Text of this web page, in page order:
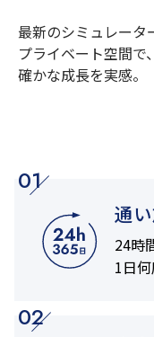
最新のシミュレータ
プライベート空間で、
確かな成長を実感。
01
通
24時
1日
02